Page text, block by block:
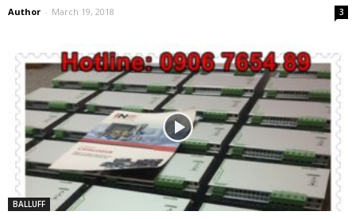
Author - March 19, 2018 3
BALLUFF